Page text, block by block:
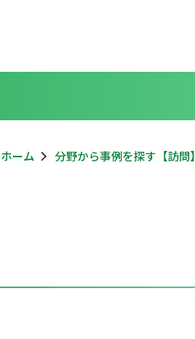
ホーム 分野から事例を探す【訪問】